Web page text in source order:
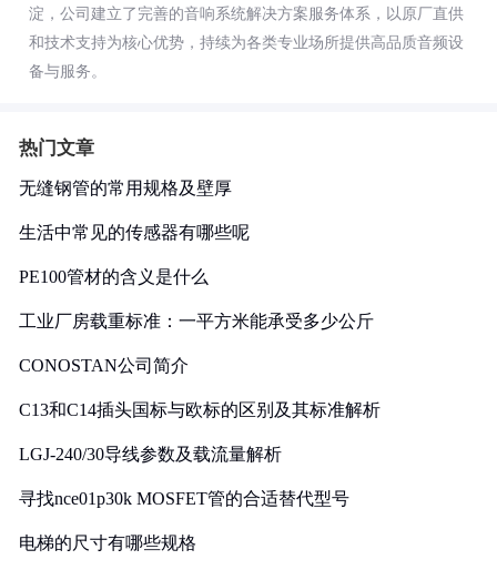
淀，公司建立了完善的音响系统解决方案服务体系，以原厂直供
和技术支持为核心优势，持续为各类专业场所提供高品质音频设
备与服务。
热门文章
无缝钢管的常用规格及壁厚
生活中常见的传感器有哪些呢
PE100管材的含义是什么
工业厂房载重标准：一平方米能承受多少公斤
CONOSTAN公司简介
C13和C14插头国标与欧标的区别及其标准解析
LGJ-240/30导线参数及载流量解析
寻找nce01p30k MOSFET管的合适替代型号
电梯的尺寸有哪些规格